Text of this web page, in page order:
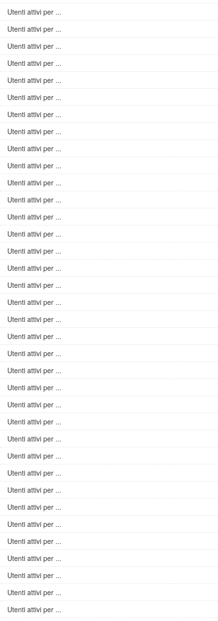
Utenti attivi per ...
Utenti attivi per ...
Utenti attivi per ...
Utenti attivi per ...
Utenti attivi per ...
Utenti attivi per ...
Utenti attivi per ...
Utenti attivi per ...
Utenti attivi per ...
Utenti attivi per ...
Utenti attivi per ...
Utenti attivi per ...
Utenti attivi per ...
Utenti attivi per ...
Utenti attivi per ...
Utenti attivi per ...
Utenti attivi per ...
Utenti attivi per ...
Utenti attivi per ...
Utenti attivi per ...
Utenti attivi per ...
Utenti attivi per ...
Utenti attivi per ...
Utenti attivi per ...
Utenti attivi per ...
Utenti attivi per ...
Utenti attivi per ...
Utenti attivi per ...
Utenti attivi per ...
Utenti attivi per ...
Utenti attivi per ...
Utenti attivi per ...
Utenti attivi per ...
Utenti attivi per ...
Utenti attivi per ...
Utenti attivi per ...